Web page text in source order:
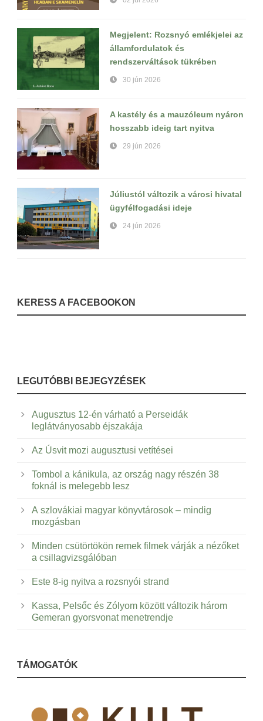
Megjelent: Rozsnyó emlékjelei az
államfordulatok és
rendszerváltások tükrében
30 jún 2026
A kastély és a mauzóleum nyáron
hosszabb ideig tart nyitva
29 jún 2026
Júliustól változik a városi hivatal
ügyfélfogadási ideje
24 jún 2026
KERESS A FACEBOOKON
LEGUTÓBBI BEJEGYZÉSEK
Augusztus 12-én várható a Perseidák
leglátványosabb éjszakája
Az Úsvit mozi augusztusi vetítései
Tombol a kánikula, az ország nagy részén 38
foknál is melegebb lesz
A szlovákiai magyar könyvtárosok – mindig
mozgásban
Minden csütörtökön remek filmek várják a nézőket
a csillagvizsgálóban
Este 8-ig nyitva a rozsnyói strand
Kassa, Pelsőc és Zólyom között változik három
Gemeran gyorsvonat menetrendje
TÁMOGATÓK